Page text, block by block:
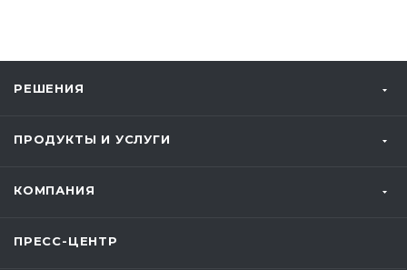
РЕШЕНИЯ
ПРОДУКТЫ И УСЛУГИ
КОМПАНИЯ
ПРЕСС-ЦЕНТР